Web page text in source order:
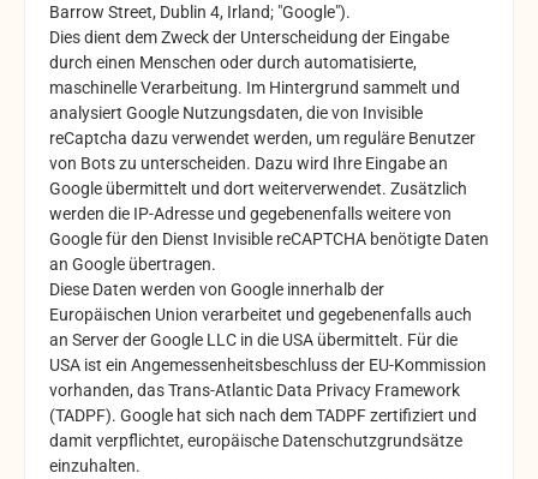
Barrow Street, Dublin 4, Irland; "Google").
Dies dient dem Zweck der Unterscheidung der Eingabe
durch einen Menschen oder durch automatisierte,
maschinelle Verarbeitung. Im Hintergrund sammelt und
analysiert Google Nutzungsdaten, die von Invisible
reCaptcha dazu verwendet werden, um reguläre Benutzer
von Bots zu unterscheiden. Dazu wird Ihre Eingabe an
Google übermittelt und dort weiterverwendet. Zusätzlich
werden die IP-Adresse und gegebenenfalls weitere von
Google für den Dienst Invisible reCAPTCHA benötigte Daten
an Google übertragen.
Diese Daten werden von Google innerhalb der
Europäischen Union verarbeitet und gegebenenfalls auch
an Server der Google LLC in die USA übermittelt. Für die
USA ist ein Angemessenheitsbeschluss der EU-Kommission
vorhanden, das Trans-Atlantic Data Privacy Framework
(TADPF). Google hat sich nach dem TADPF zertifiziert und
damit verpflichtet, europäische Datenschutzgrundsätze
einzuhalten.